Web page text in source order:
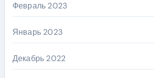
Февраль 2023
Январь 2023
Декабрь 2022